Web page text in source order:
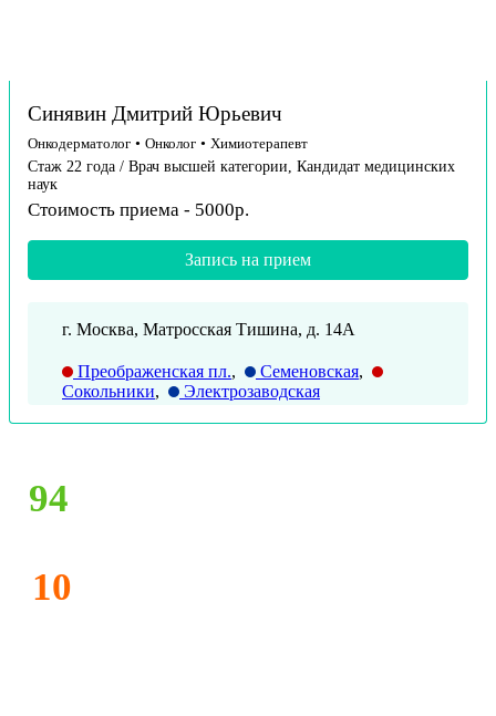
Синявин Дмитрий Юрьевич
Онкодерматолог • Онколог • Химиотерапевт
Стаж 22 года / Врач высшей категории, Кандидат медицинских
наук
Стоимость приема - 5000р.
Запись на прием
г. Москва, Матросская Тишина, д. 14А
Преображенская пл., Семеновская,
Сокольники, Электрозаводская
94
10